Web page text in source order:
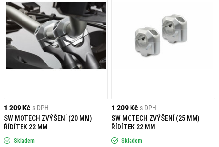
1 209 Kč s DPH
SW MOTECH ZVÝŠENÍ (20 MM)
ŘÍDÍTEK 22 MM
Skladem
1 209 Kč s DPH
SW MOTECH ZVÝŠENÍ (25 MM)
ŘÍDÍTEK 22 MM
Skladem